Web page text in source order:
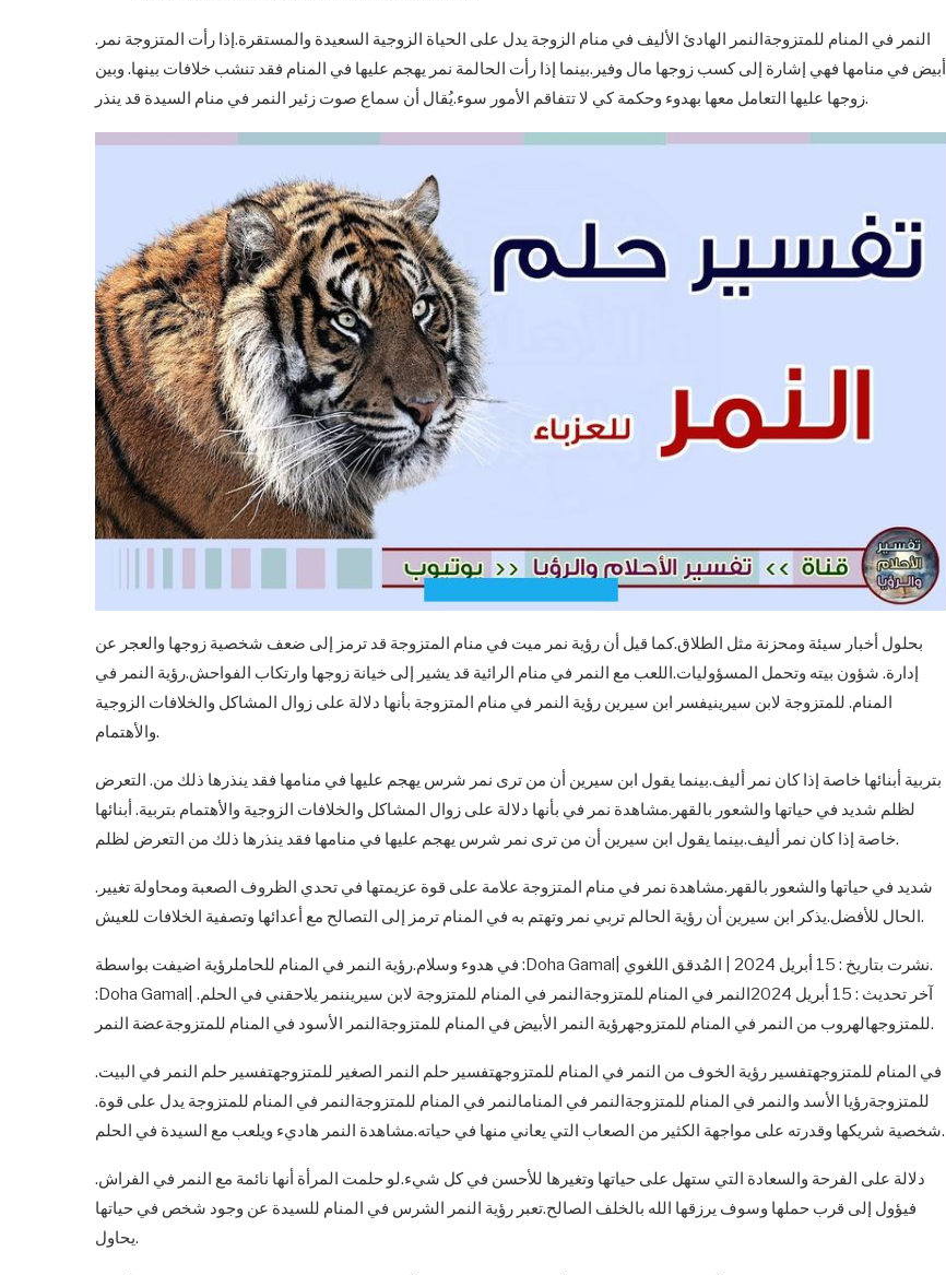
النمر في المنام للمتزوجةالنمر الهادئ الأليف في منام الزوجة يدل على الحياة الزوجية السعيدة والمستقرة.إذا رأت المتزوجة نمر.
أبيض في منامها فهي إشارة إلى كسب زوجها مال وفير.بينما إذا رأت الحالمة نمر يهجم عليها في المنام فقد تنشب خلافات بينها. وبين
زوجها عليها التعامل معها بهدوء وحكمة كي لا تتفاقم الأمور سوء.يُقال أن سماع صوت زئير النمر في منام السيدة قد ينذر.
بحلول أخبار سيئة ومحزنة مثل الطلاق.كما قيل أن رؤية نمر ميت في منام المتزوجة قد ترمز إلى ضعف شخصية زوجها والعجر عن
إدارة. شؤون بيته وتحمل المسؤوليات.اللعب مع النمر في منام الرائية قد يشير إلى خيانة زوجها وارتكاب الفواحش.رؤية النمر في
المنام. للمتزوجة لابن سيرينيفسر ابن سيرين رؤية النمر في منام المتزوجة بأنها دلالة على زوال المشاكل والخلافات الزوجية
والأهتمام.
بتربية أبنائها خاصة إذا كان نمر أليف.بينما يقول ابن سيرين أن من ترى نمر شرس يهجم عليها في منامها فقد ينذرها ذلك من. التعرض
لظلم شديد في حياتها والشعور بالقهر.مشاهدة نمر في بأنها دلالة على زوال المشاكل والخلافات الزوجية والأهتمام بتربية. أبنائها
خاصة إذا كان نمر أليف.بينما يقول ابن سيرين أن من ترى نمر شرس يهجم عليها في منامها فقد ينذرها ذلك من التعرض لظلم.
شديد في حياتها والشعور بالقهر.مشاهدة نمر في منام المتزوجة علامة على قوة عزيمتها في تحدي الظروف الصعبة ومحاولة تغيير.
الحال للأفضل.يذكر ابن سيرين أن رؤية الحالم تربي نمر وتهتم به في المنام ترمز إلى التصالح مع أعدائها وتصفية الخلافات للعيش.
في هدوء وسلام.رؤية النمر في المنام للحاملرؤية اضيفت بواسطة :Doha Gamal| نشرت بتاريخ : 15 أبريل 2024 | المُدقق اللغوي.
:Doha Gamal| آخر تحديث : 15 أبريل 2024النمر في المنام للمتزوجةالنمر في المنام للمتزوجة لابن سيريننمر يلاحقني في الحلم.
للمتزوجهالهروب من النمر في المنام للمتزوجهرؤية النمر الأبيض في المنام للمتزوجةالنمر الأسود في المنام للمتزوجةعضة النمر.
في المنام للمتزوجهتفسير رؤية الخوف من النمر في المنام للمتزوجهتفسير حلم النمر الصغير للمتزوجهتفسير حلم النمر في البيت.
للمتزوجةرؤيا الأسد والنمر في المنام للمتزوجةالنمر في المنامالنمر في المنام للمتزوجةالنمر في المنام للمتزوجة يدل على قوة.
شخصية شريكها وقدرته على مواجهة الكثير من الصعاب التي يعاني منها في حياته.مشاهدة النمر هاديء ويلعب مع السيدة في الحلم.
دلالة على الفرحة والسعادة التي ستهل على حياتها وتغيرها للأحسن في كل شيء.لو حلمت المرأة أنها نائمة مع النمر في الفراش.
فيؤول إلى قرب حملها وسوف يرزقها الله بالخلف الصالح.تعبر رؤية النمر الشرس في المنام للسيدة عن وجود شخص في حياتها
يحاول.